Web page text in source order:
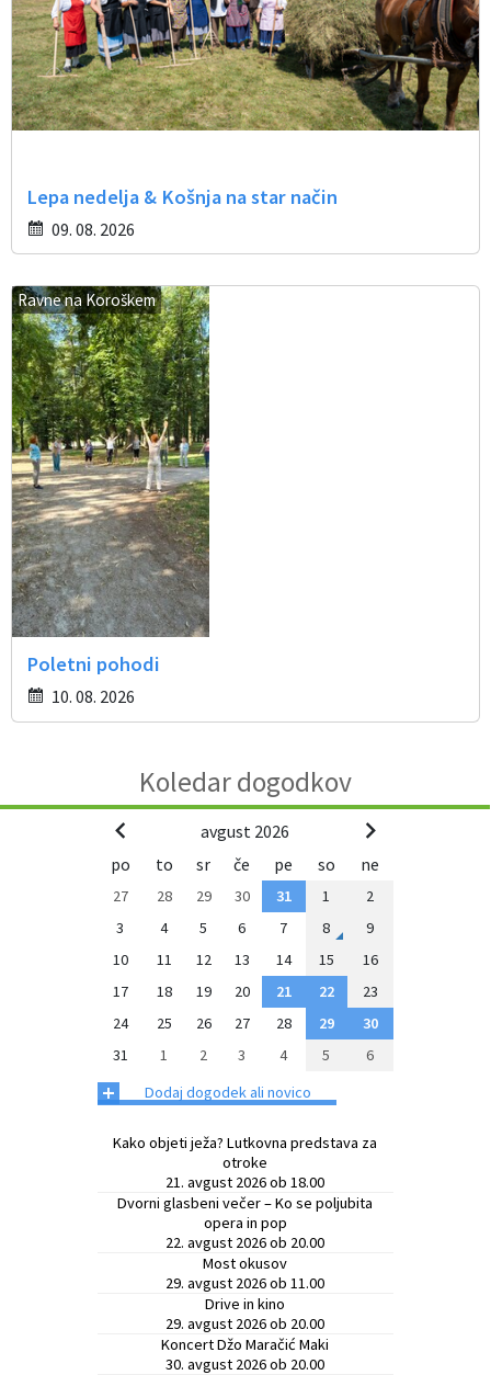
Lepa nedelja & Košnja na star način
09. 08. 2026
Ravne na Koroškem
Poletni pohodi
10. 08. 2026
Koledar dogodkov
avgust 2026
po
to sr če pe so ne
27 28 29 30 31 1
2
3
4 5 6 7 8
9
10
11 12 13 14 15
16
17
18 19 20 21 22
23
24
25 26 27 28 29
30
31
1 2 3 4 5 6
+ Dodaj dogodek ali novico
Kako objeti ježa? Lutkovna predstava za
otroke
21. avgust 2026 ob 18.00
Dvorni glasbeni večer – Ko se poljubita
opera in pop
22. avgust 2026 ob 20.00
Most okusov
29. avgust 2026 ob 11.00
Drive in kino
29. avgust 2026 ob 20.00
Koncert Džo Maračić Maki
30. avgust 2026 ob 20.00